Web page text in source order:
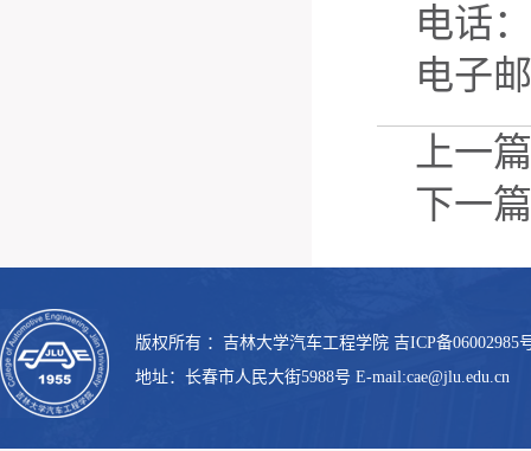
电话：
电子
上一
下一
版权所有 ：吉林大学汽车工程学院 吉ICP备06002985
地址：长春市人民大街5988号 E-mail:cae@jlu.edu.cn